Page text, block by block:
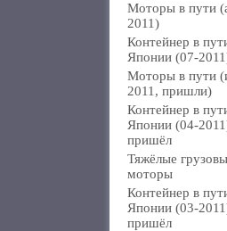
Моторы в пути
2011)
Контейнер в
Японии (07-
Моторы в пути
2011, пришли)
Контейнер в
Японии (04-
пришёл
Тяжёлые
моторы
Контейнер в
Японии (03-
пришёл